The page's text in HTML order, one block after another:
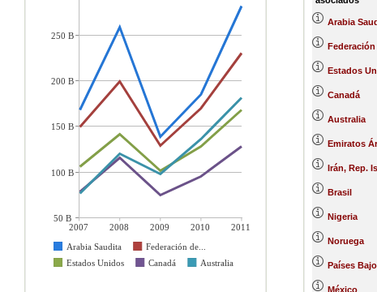
2007 2008 2009 2010
2011
Arabia Saudita
Federación de...
Estados Unidos
Canadá Australia
250 B
200 B
150 B
100 B
50 B
Arabia
Federación
Estados
Canadá
Australia
Emiratos
Irán, Rep.
Brasil
Nigeria
Noruega
Países
México